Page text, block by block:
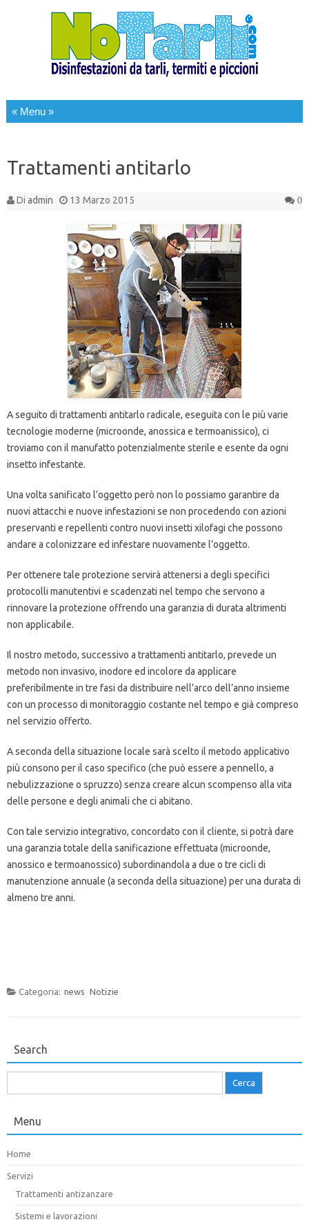
Salta al contenuto
Trattamenti antitarlo
Di admin 13 Marzo 2015 0
A seguito di trattamenti antitarlo radicale, eseguita con le più varie
tecnologie moderne (microonde, anossica e termoanissico), ci
troviamo con il manufatto potenzialmente sterile e esente da ogni
insetto infestante.
Una volta sanificato l’oggetto però non lo possiamo garantire da
nuovi attacchi e nuove infestazioni se non procedendo con azioni
preservanti e repellenti contro nuovi insetti xilofagi che possono
andare a colonizzare ed infestare nuovamente l’oggetto.
Per ottenere tale protezione servirà attenersi a degli specifici
protocolli manutentivi e scadenzati nel tempo che servono a
rinnovare la protezione offrendo una garanzia di durata altrimenti
non applicabile.
Il nostro metodo, successivo a trattamenti antitarlo, prevede un
metodo non invasivo, inodore ed incolore da applicare
preferibilmente in tre fasi da distribuire nell’arco dell’anno insieme
con un processo di monitoraggio costante nel tempo e già compreso
nel servizio offerto.
A seconda della situazione locale sarà scelto il metodo applicativo
più consono per il caso specifico (che può essere a pennello, a
nebulizzazione o spruzzo) senza creare alcun scompenso alla vita
delle persone e degli animali che ci abitano.
Con tale servizio integrativo, concordato con il cliente, si potrà dare
una garanzia totale della sanificazione effettuata (microonde,
anossico e termoanossico) subordinandola a due o tre cicli di
manutenzione annuale (a seconda della situazione) per una durata di
almeno tre anni.
Categoria: news Notizie
Search
per:
Menu
Home
Servizi
Trattamenti antizanzare
Sistemi e lavorazioni